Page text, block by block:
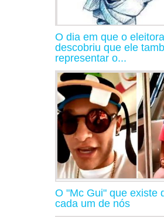
O dia em que o
descobriu que ele
representar o...
O "Mc Gui" que existe
cada um de nós